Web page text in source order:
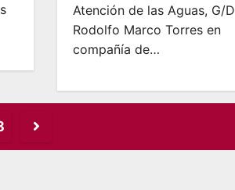
Atención de las Aguas, G/D
Rodolfo Marco Torres en
compañía de…